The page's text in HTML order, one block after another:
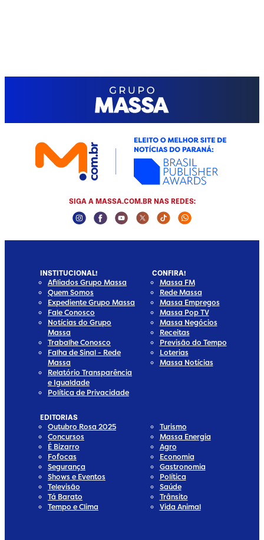
SIGA A MASSA.COM.BR NAS REDES:
Instagram Social Media
Facebook Social Media
Youtube Social Media
Twitter Social Media
Tiktok Social Media
Whatsapp
INSTITUCIONAL!
Afiliados Grupo Massa
Quem Somos
Expediente Grupo Massa
Fale Conosco
Notícias do Grupo
Massa
Trabalhe Conosco
Falha de Sinal - Rede
Massa
Relatório Transparência
e Igualdade
Política de Privacidade
CONFIRA!
Massa FM
Rede Massa
Massa Empregos
Massa Pop TV
Massa Negócios
Receitas
Previsão do Tempo
Loterias
Massa Notícias
EDITORIAS
Outubro Rosa 2025
Concursos
É Bizarro
Fofocas
Segurança
Shows e Eventos
Televisão
Tá Barato
Tempo e Clima
Turismo
Massa Energia
Agro
Economia
Gastronomia
Política
Saúde
Trânsito
Vida Animal